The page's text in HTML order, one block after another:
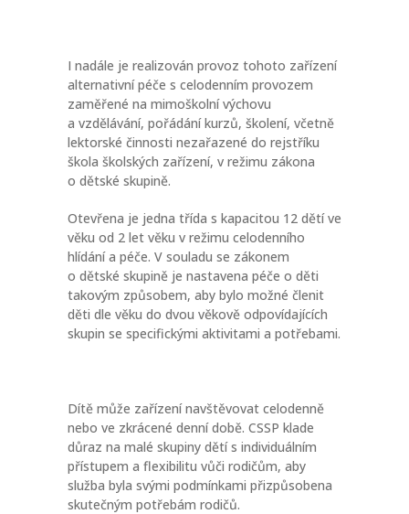
I nadále je realizován provoz tohoto zařízení
alternativní péče s celodenním provozem
zaměřené na mimoškolní výchovu
a vzdělávání, pořádání kurzů, školení, včetně
lektorské činnosti nezařazené do rejstříku
škola školských zařízení, v režimu zákona
o dětské skupině.
Otevřena je jedna třída s kapacitou 12 dětí ve
věku od 2 let věku v režimu celodenního
hlídání a péče. V souladu se zákonem
o dětské skupině je nastavena péče o děti
takovým způsobem, aby bylo možné členit
děti dle věku do dvou věkově odpovídajících
skupin se specifickými aktivitami a potřebami.
Dítě může zařízení navštěvovat celodenně
nebo ve zkrácené denní době. CSSP klade
důraz na malé skupiny dětí s individuálním
přístupem a flexibilitu vůči rodičům, aby
služba byla svými podmínkami přizpůsobena
skutečným potřebám rodičů.